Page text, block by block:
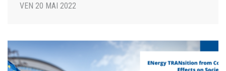
VEN 20 MAI 2022